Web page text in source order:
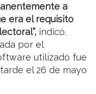
a
era el requisito
indicó.
por el
utilizado fue
el 26 de mayo